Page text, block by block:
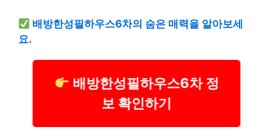
배방한성필하우스6차의 숨은 매력을 알아보세
요.
배방한성필하우스6차 정
보 확인하기